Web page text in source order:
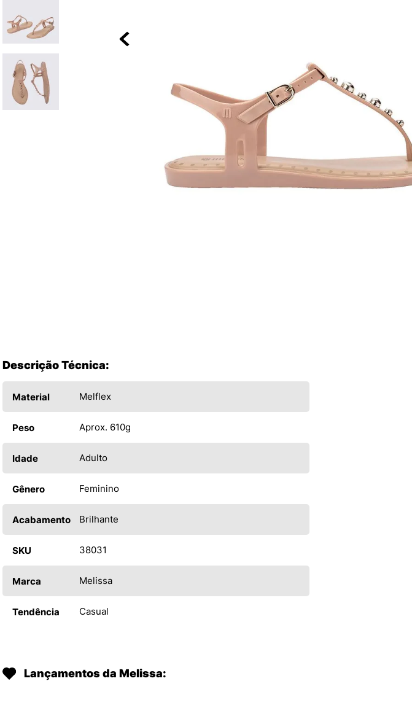
Descrição Técnica:
Material Melflex
Peso Aprox. 610g
Idade Adulto
Gênero Feminino
Acabamento Brilhante
SKU 38031
Marca Melissa
Tendência Casual
Lançamentos da Melissa: